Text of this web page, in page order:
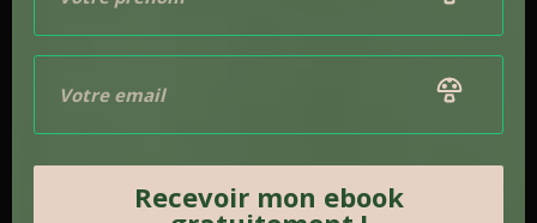
substrats
nutritifs utilisés.
Nettoyer votre culture liquide ou votre boite de pétri à
l’alcool avant de l’ouvrir, puis introduisez la semence de
Recevoir mon ebook